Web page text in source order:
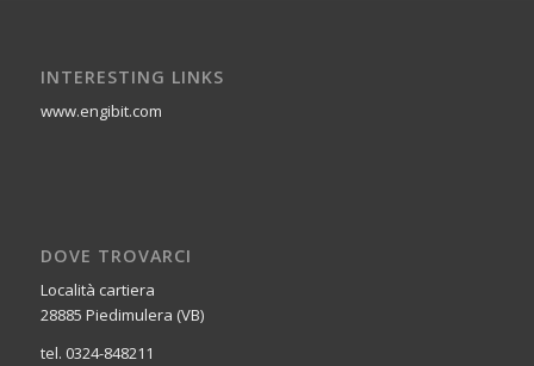
INTERESTING LINKS
www.engibit.com
DOVE TROVARCI
Località cartiera
28885 Piedimulera (VB)
tel. 0324-848211